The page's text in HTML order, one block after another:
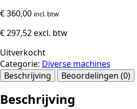
€360,00 incl. btw
€297,52excl. btw
Uitverkocht
Categorie: Diverse machines
Beschrijving
Beoordelingen (0)
Beschrijving